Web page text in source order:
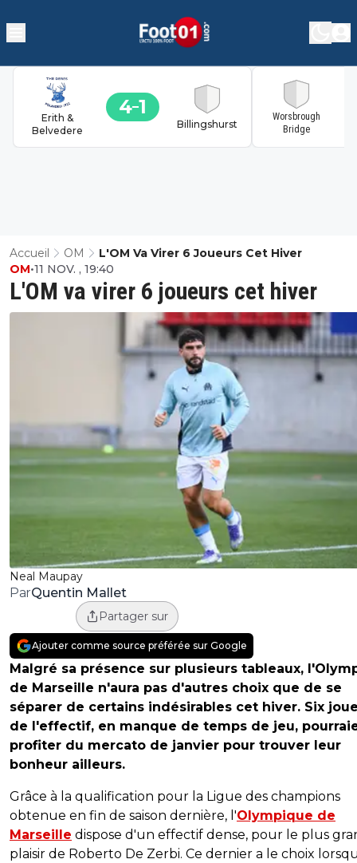
Erith &
Belvedere
4 1
Billingshurst
Worsbrough
Bridge
Accueil OM L'OM Va Virer 6 Joueurs Cet Hiver
Neal Maupay
L'OM va virer 6 joueurs cet hiver
OM•11 NOV. , 19:40
ParQuentin Mallet
Partager sur
Ajouter comme source préférée sur Google
Malgré sa présence sur plusieurs tableaux,
de Marseille n'aura pas d'autres choix que de se
séparer de certains indésirables cet hiver. Six
de l'effectif, en manque de temps de jeu,
profiter du mercato de janvier pour trouver leur
bonheur ailleurs.
Grâce à la qualification pour la Ligue des champions
obtenue en fin de saison dernière, l'Olympique de
Marseille dispose d'un effectif dense, pour le plus
plaisir de Roberto De Zerbi. Ce dernier a le choix